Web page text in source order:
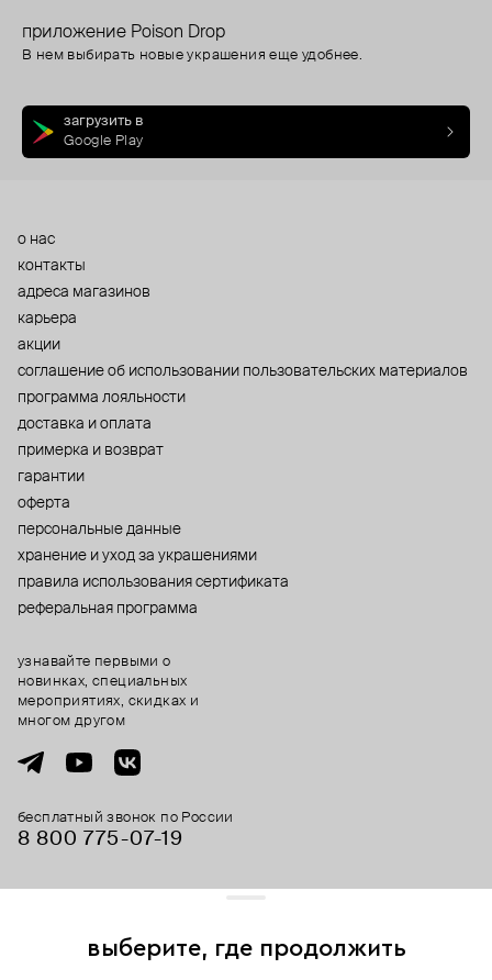
приложение Poison Drop
В нем выбирать новые украшения еще удобнее.
загрузить в
Google Play
о нас
контакты
адреса магазинов
карьера
акции
cоглашение об использовании пользовательских материалов
программа лояльности
доставка и оплата
примерка и возврат
гарантии
оферта
персональные данные
хранение и уход за украшениями
правила использования сертификата
реферальная программа
бесплатный звонок по России
8 800 775⁠-07⁠-19
узнавайте первыми о
новинках, специальных
мероприятиях, скидках и
многом другом
выберите, где продолжить